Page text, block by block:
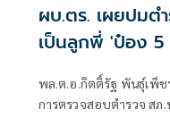
ผบ.ตร. เผยปมต
เป็นลูกพี่ 'ป๋อง
ตั้งแต่ปี 57
พล.ต.อ.กิตติ์รัฐ พันธุ์เพ็ช
การตรวจสอบตำรวจ สภ